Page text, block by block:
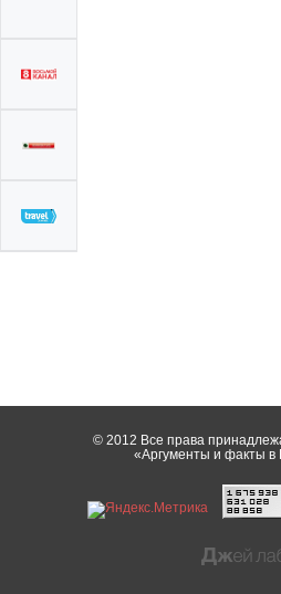
© 2012 Все права
«Аргументы и факты в